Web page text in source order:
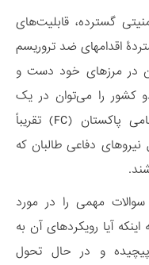
گسترده، قابلیت‌های
اقدام‏های ضد تروریسم
در مرزهای خود دست و
کشور را می‌توان در یک
مثال مقایسه کرد: سپاه مرزی شبه‌نظامی پاکستان (FC) تقریباً
نیروهای دفاعی طالبان که
سوالات مهمی را در مورد
آیا رویکردهای آن به
پیچیده و در حال تحول